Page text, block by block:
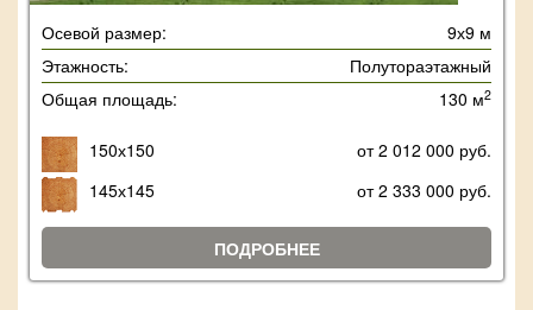
Осевой размер:
9х9 м
Этажность:
Полутораэтажный
Общая площадь:
130 м2
150х150
от 2 012 000 руб.
145х145
от 2 333 000 руб.
ПОДРОБНЕЕ